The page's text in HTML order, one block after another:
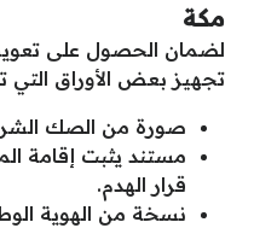
مكة
تجهيز بعض الأوراق التي
صورة من الصك
مستند يثبت إقامة
قرار الهدم.
نسخة من الهوية